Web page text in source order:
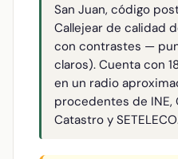
San Juan, código
Callejear de calidad
con contrastes —
claros). Cuenta con
en un radio
procedentes de INE,
Catastro y